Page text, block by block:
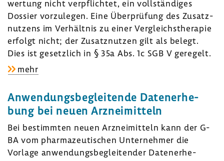
der
Beschlüsse
zur
Nutzen­
be­
wer­
von
Arznei­
teln
gemäß
§
wer­tung nicht verpflichtet, ein voll­stän­diges
Dossier vorzu­legen. Eine Über­prü­fung des Zusatz­
nut­zens im Verhältnis zu einer Vergleichs­the­rapie
erfolgt nicht; der Zusatz­nutzen gilt als belegt.
Dies ist gesetz­lich in § 35a Abs. 1c SGB V gere­gelt.
mehrzu:
ve­
an­
bio­
tika
–
Anwen­dungs­be­glei­tende Daten­er­he­
bung bei neuen Arznei­mit­teln
Bei bestimmten neuen Arznei­mit­teln kann der G-
BA vom phar­ma­zeu­ti­schen Unter­nehmer die
Vorlage anwen­dungs­be­glei­tender Daten­er­he­